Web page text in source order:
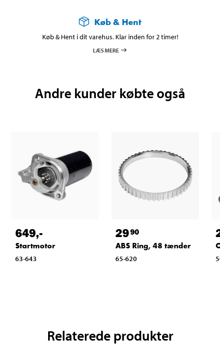
Køb & Hent
Køb & Hent i dit varehus. Klar inden for 2 timer!
LÆS MERE
Andre kunder købte også
649,-
Startmotor
63-643
2990
ABS Ring, 48 tænder
65-620
Relaterede produkter